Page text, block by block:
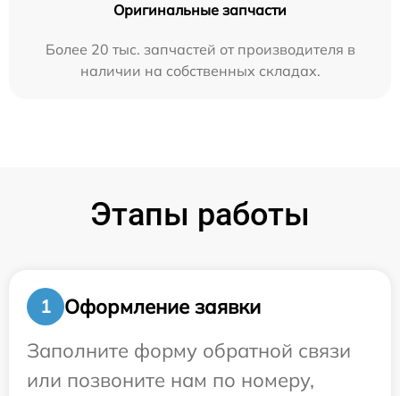
Оригинальные запчасти
Более 20 тыс. запчастей от производителя в
наличии на собственных складах.
Этапы работы
1
Оформление заявки
Заполните форму обратной связи
или позвоните нам по номеру,